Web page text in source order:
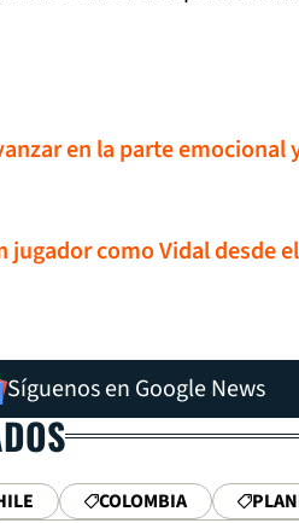
en la parte emocional
jugador como Vidal desde
Síguenos en Google News
COLOMBIA